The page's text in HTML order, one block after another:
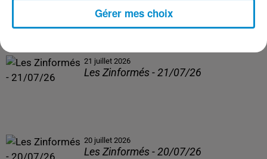
21 juillet 2026
Les Zinformés - 21/07/26
20 juillet 2026
Les Zinformés - 20/07/26
Gérer mes choix